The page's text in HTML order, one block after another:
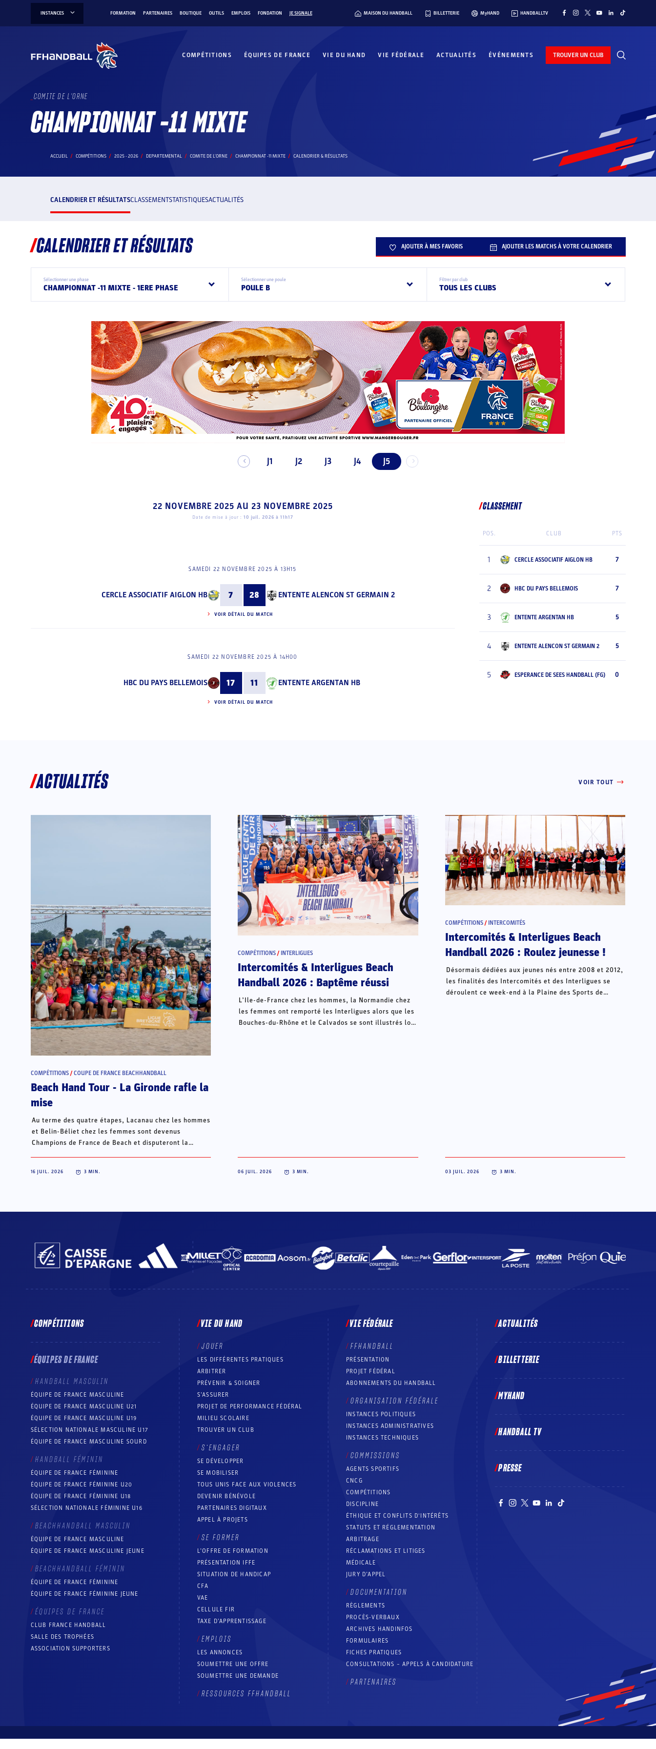
INSTANCES FORMATION PARTENAIRES BOUTIQUE OUTILS EMPLOIS FONDATION JE SIGNALE MAISON DU HANDBALL BILLETTERIE MyHAND HANDBALLTV
COMPÉTITIONS ÉQUIPES DE FRANCE VIE DU HAND VIE FÉDÉRALE ACTUALITÉS ÉVÉNEMENTS TROUVER UN CLUB
COMITE DE L'ORNE
CHAMPIONNAT -11 MIXTE
ACCUEIL COMPÉTITIONS 2025 - 2026 DEPARTEMENTAL COMITE DE L'ORNE CHAMPIONNAT -11 MIXTE CALENDRIER & RÉSULTATS
CALENDRIER ET RÉSULTATSCLASSEMENTSTATISTIQUESACTUALITÉS
CALENDRIER ET RÉSULTATS AJOUTER À MES FAVORIS AJOUTER LES MATCHS À VOTRE CALENDRIER
Sélectionner une phase
CHAMPIONNAT -11 MIXTE - 1ERE PHASE
Sélectionner une poule
POULE B
Filtrer par club
TOUS LES CLUBS
J1 J2 J3 J4 J5
22 NOVEMBRE 2025 AU 23 NOVEMBRE 2025
Date de mise à jour : 10 juil. 2026 à 11h17
SAMEDI 22 NOVEMBRE 2025 À 13H15
CERCLE ASSOCIATIF AIGLON HB 7 28 ENTENTE ALENCON ST GERMAIN 2
VOIR DÉTAIL DU MATCH
SAMEDI 22 NOVEMBRE 2025 À 14H00
HBC DU PAYS BELLEMOIS 17 11 ENTENTE ARGENTAN HB
VOIR DÉTAIL DU MATCH
CLASSEMENT
POS. CLUB PTS
1 CERCLE ASSOCIATIF AIGLON HB 7
2 HBC DU PAYS BELLEMOIS 7
3 ENTENTE ARGENTAN HB 5
4 ENTENTE ALENCON ST GERMAIN 2 5
5 ESPERANCE DE SEES HANDBALL (FG) 0
ACTUALITÉS VOIR TOUT
COMPÉTITIONS /COUPE DE FRANCE BEACHHANDBALL
Beach Hand Tour - La Gironde rafle la
mise
Au terme des quatre étapes, Lacanau chez les hommes
et Belin-Béliet chez les femmes sont devenus
Champions de France de Beach et disputeront la
16 JUIL. 2026 3 MIN.
COMPÉTITIONS / INTERLIGUES
Intercomités & Interligues Beach
Handball 2026 : Baptême réussi
L’Ile-de-France chez les hommes, la Normandie chez
les femmes ont remporté les Interligues alors que les
Bouches-du-Rhône et le Calvados se sont illustrés lors
06 JUIL. 2026 3 MIN.
COMPÉTITIONS / INTERCOMITÉS
Intercomités & Interligues Beach
Handball 2026 : Roulez jeunesse !
Désormais dédiées aux jeunes nés entre 2008 et 2012,
les finalités des Intercomités et des Interligues se
déroulent ce week-end à la Plaine des Sports de
03 JUIL. 2026 3 MIN.
COMPÉTITIONS
ÉQUIPES DE FRANCE
HANDBALL MASCULIN
ÉQUIPE DE FRANCE MASCULINE
ÉQUIPE DE FRANCE MASCULINE U21
ÉQUIPE DE FRANCE MASCULINE U19
SÉLECTION NATIONALE MASCULINE U17
ÉQUIPE DE FRANCE MASCULINE SOURD
HANDBALL FÉMININ
ÉQUIPE DE FRANCE FÉMININE
ÉQUIPE DE FRANCE FÉMININE U20
ÉQUIPE DE FRANCE FÉMININE U18
SÉLECTION NATIONALE FÉMININE U16
BEACHHANDBALL MASCULIN
ÉQUIPE DE FRANCE MASCULINE
ÉQUIPE DE FRANCE MASCULINE JEUNE
BEACHHANDBALL FÉMININ
ÉQUIPE DE FRANCE FÉMININE
ÉQUIPE DE FRANCE FÉMININE JEUNE
ÉQUIPES DE FRANCE
CLUB FRANCE HANDBALL
SALLE DES TROPHÉES
ASSOCIATION SUPPORTERS
VIE DU HAND
JOUER
LES DIFFÉRENTES PRATIQUES
ARBITRER
PRÉVENIR & SOIGNER
S’ASSURER
PROJET DE PERFORMANCE FÉDÉRAL
MILIEU SCOLAIRE
TROUVER UN CLUB
S’ENGAGER
SE DÉVELOPPER
SE MOBILISER
TOUS UNIS FACE AUX VIOLENCES
DEVENIR BÉNÉVOLE
PARTENAIRES DIGITAUX
APPEL À PROJETS
SE FORMER
L’OFFRE DE FORMATION
PRÉSENTATION IFFE
SITUATION DE HANDICAP
CFA
VAE
CELLULE FIR
TAXE D’APPRENTISSAGE
EMPLOIS
LES ANNONCES
SOUMETTRE UNE OFFRE
SOUMETTRE UNE DEMANDE
RESSOURCES FFHANDBALL
VIE FÉDÉRALE
FFHANDBALL
PRÉSENTATION
PROJET FÉDÉRAL
ABONNEMENTS DU HANDBALL
ORGANISATION FÉDÉRALE
INSTANCES POLITIQUES
INSTANCES ADMINISTRATIVES
INSTANCES TECHNIQUES
COMMISSIONS
AGENTS SPORTIFS
CNCG
COMPÉTITIONS
DISCIPLINE
ÉTHIQUE ET CONFLITS D'INTÉRÊTS
STATUTS ET RÉGLEMENTATION
ARBITRAGE
RÉCLAMATIONS ET LITIGES
MÉDICALE
JURY D’APPEL
DOCUMENTATION
RÈGLEMENTS
PROCÈS-VERBAUX
ARCHIVES HANDINFOS
FORMULAIRES
FICHES PRATIQUES
CONSULTATIONS – APPELS À CANDIDATURE
PARTENAIRES
ACTUALITÉS
BILLETTERIE
MYHAND
HANDBALL TV
PRESSE